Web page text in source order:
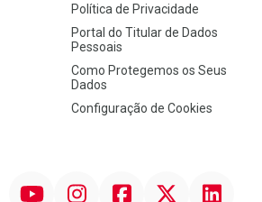
Política de Privacidade
Portal do Titular de Dados
Pessoais
Como Protegemos os Seus
Dados
Configuração de Cookies
InstagramFacebookTwitter Linkedin